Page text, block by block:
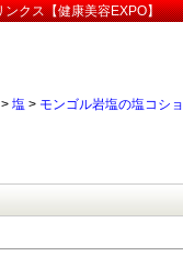
クス【健康美容EXPO】
> 塩 > モンゴル岩塩の塩コシ